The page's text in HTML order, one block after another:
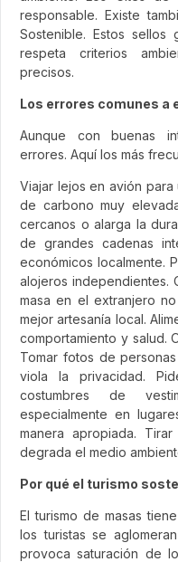
responsable. Existe
Sostenible. Estos sellos
respeta criterios
precisos.
Los errores comunes a
Aunque con buenas
errores. Aquí los más
Viajar lejos en avión
de carbono muy
cercanos o alarga la
de grandes cadenas
económicos localmente.
alojeros independientes.
masa en el extranjero
mejor artesanía local.
comportamiento y salud.
Tomar fotos de
viola la privacidad.
costumbres de
especialmente en
manera apropiada.
degrada el medio
Por qué el turismo
El turismo de masas
los turistas se
provoca saturación de